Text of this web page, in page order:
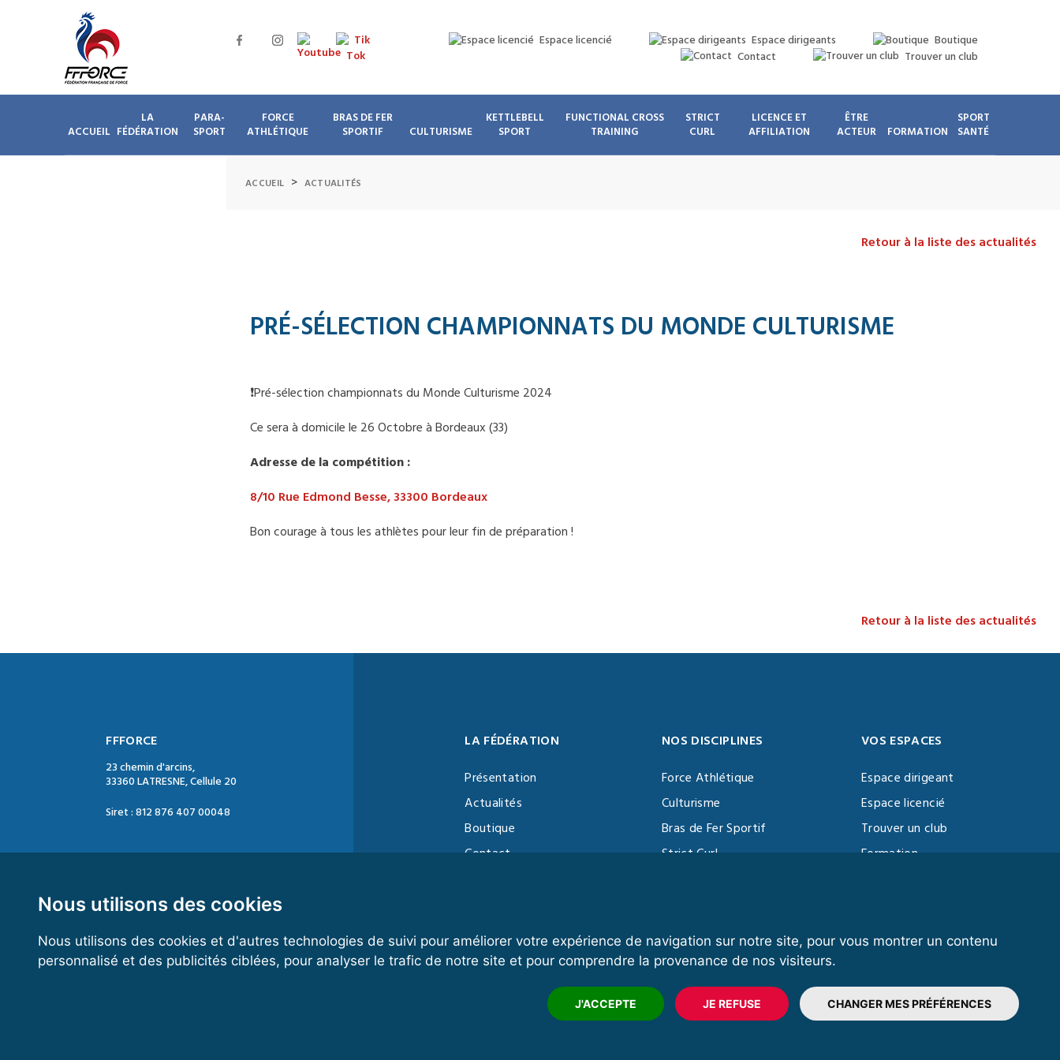
Nous utilisons des cookies
Nous utilisons des cookies et d'autres technologies de suivi pour améliorer votre expérience de navigation sur notre site, pour vous montrer un contenu
personnalisé et des publicités ciblées, pour analyser le trafic de notre site et pour comprendre la provenance de nos visiteurs.
J'ACCEPTE JE REFUSE CHANGER MES PRÉFÉRENCES
Espace licencié Espace dirigeants
Boutique
Contact
Trouver un club
ACCUEIL
LA
FÉDÉRATION
PARA-
SPORT
FORCE
ATHLÉTIQUE
BRAS DE FER
SPORTIF
CULTURISME
KETTLEBELL
SPORT
FUNCTIONAL CROSS
TRAINING
STRICT
CURL
LICENCE ET
AFFILIATION
ÊTRE
ACTEUR
FORMATION
SPORT
SANTÉ
ACCUEIL > ACTUALITÉS
Retour à la liste des actualités
PRÉ-SÉLECTION CHAMPIONNATS DU MONDE CULTURISME
❗️Pré-sélection championnats du Monde Culturisme 2024
Ce sera à domicile le 26 Octobre à Bordeaux (33)
Adresse de la compétition :
8/10 Rue Edmond Besse, 33300 Bordeaux
Bon courage à tous les athlètes pour leur fin de préparation !
Retour à la liste des actualités
FFFORCE
23 chemin d'arcins,
33360 LATRESNE, Cellule 20
Siret : 812 876 407 00048
Mail : contact@ffforce.fr
Horaires d’ouverture :
Du mardi au jeudi
LA FÉDÉRATION
Présentation
Actualités
Boutique
Contact
NOS DISCIPLINES
Force Athlétique
Culturisme
Bras de Fer Sportif
Strict Curl
VOS ESPACES
Espace dirigeant
Espace licencié
Trouver un club
Formation
© 2020 FFFORCE Tous droits réservés
Mentions légales
Plan du site Données personnelles Réalisation Exalto